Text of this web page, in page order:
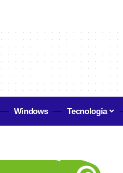
Windows Tecnologia